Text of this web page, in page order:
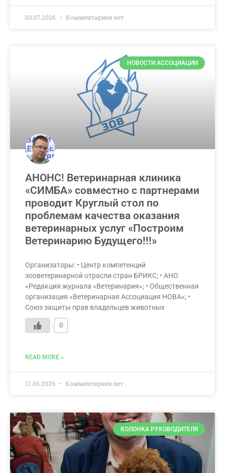
03.07.2026 Комментариев нет
НОВОСТИ АССОЦИАЦИИ
АНОНС! Ветеринарная клиника
«СИМБА» совместно с партнерами
проводит Круглый стол по
проблемам качества оказания
ветеринарных услуг «Построим
Ветеринарию Будущего!!!»
Организаторы: • Центр компетенций
зооветеринарной отрасли стран БРИКС; • АНО
«Редакция журнала «Ветеринария»; • Общественная
организация «Ветеринарная Ассоциация НОВА»; •
Союз защиты прав владельцев животных
0
READ MORE »
17.06.2026 Комментариев нет
КОЛОНКА РУКОВОДИТЕЛЯ